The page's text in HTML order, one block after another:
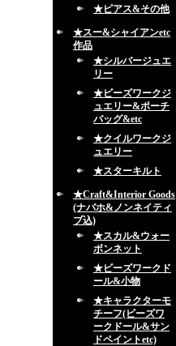
★ピアス&その他
★スー&シャイアンetc
作品
★シルバージュエ
リー
★ビーズワークジ
ュエリー&ポーチ
バッグ&etc
★クイルワークジ
ュエリー
★スターキルト
★Craft&Interior Goods
(ナバホ&ノンネイティ
ブ込)
★スカル&ウォー
ボンネット
★ビーズワークド
ール&小物
★キャラクターモ
チーフ(ビーズワ
ークドール&サン
ドペイントetc)